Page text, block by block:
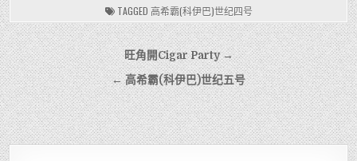
TAGGED 高希霸(科伊巴)世纪四号
文
章
導
覽
旺角開Cigar Party →
← 高希霸(科伊巴)世纪五号